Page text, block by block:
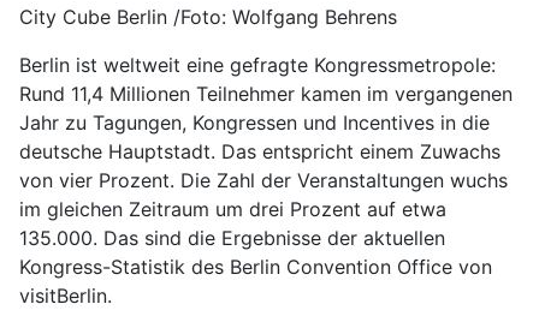
City Cube Berlin /Foto: Wolfgang Behrens
Berlin ist weltweit eine gefragte Kongressmetropole:
Rund 11,4 Millionen Teilnehmer kamen im vergangenen
Jahr zu Tagungen, Kongressen und Incentives in die
deutsche Hauptstadt. Das entspricht einem Zuwachs
von vier Prozent. Die Zahl der Veranstaltungen wuchs
im gleichen Zeitraum um drei Prozent auf etwa
135.000. Das sind die Ergebnisse der aktuellen
Kongress-Statistik des Berlin Convention Office von
visitBerlin.